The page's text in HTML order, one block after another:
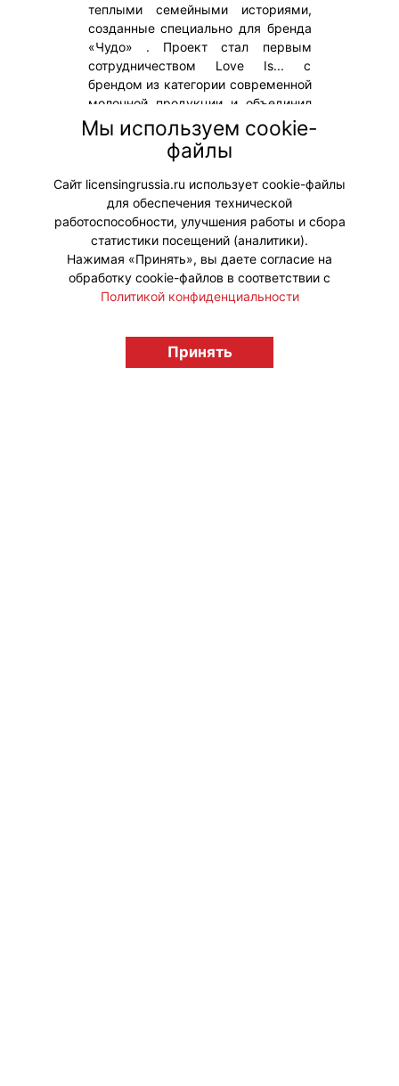
теплыми семейными историями,
созданные специально для бренда
«Чудо» . Проект стал первым
сотрудничеством Love Is... с
брендом из категории современной
молочной продукции и объединил
сразу несколько поколений
потребителей через общие
ценности – заботу, любовь и
семейные традиции.
#ПродвижениеБренда #Коллаборации
licensingrussia.ru, 2009-2026 12+
Мы используем cookie-
файлы
Сайт licensingrussia.ru использует cookie-файлы
для обеспечения технической
работоспособности, улучшения работы и сбора
статистики посещений (аналитики).
Нажимая «Принять», вы даете согласие на
обработку cookie-файлов в соответствии с
Политикой конфиденциальности
Принять